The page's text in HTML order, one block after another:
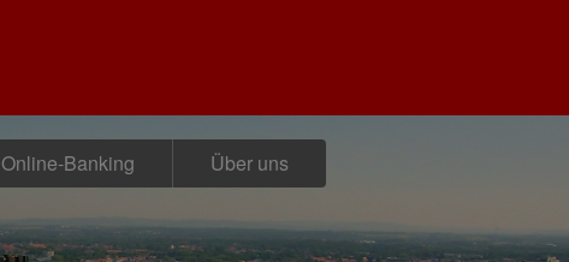
Online-Banking Über uns